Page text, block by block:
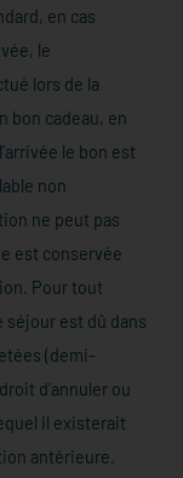
en cas
le
lors de la
bon cadeau, en
le bon est
non
ne peut pas
est conservée
Pour tout
séjour est dû dans
(demi-
d’annuler ou
il existerait
antérieure.